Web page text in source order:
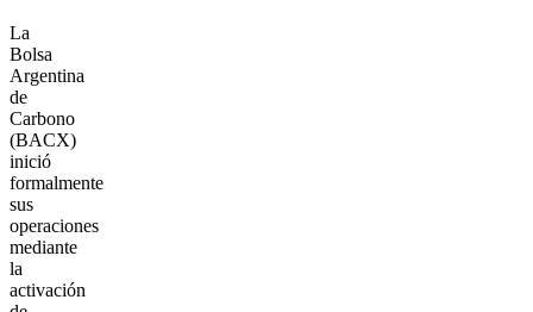
La
Bolsa
Argentina
de
Carbono
(BACX)
inició
formalmente
sus
operaciones
mediante
la
activación